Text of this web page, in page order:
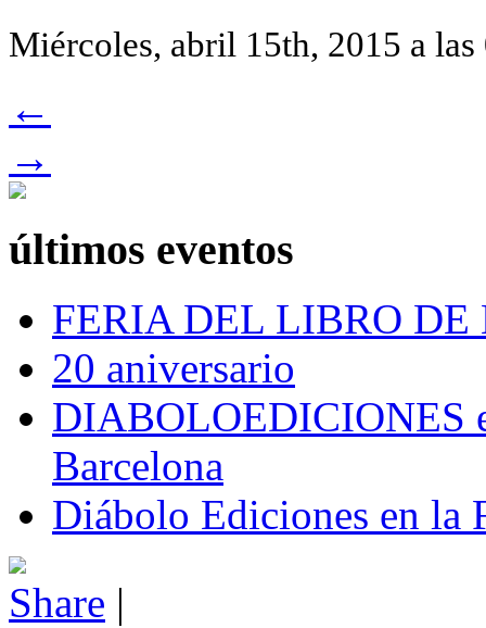
Miércoles, abril 15th, 2015 a
←
→
últimos eventos
FERIA DEL LIBRO
20 aniversario
DIABOLOEDICIONES
Barcelona
Diábolo Ediciones en la
Share |